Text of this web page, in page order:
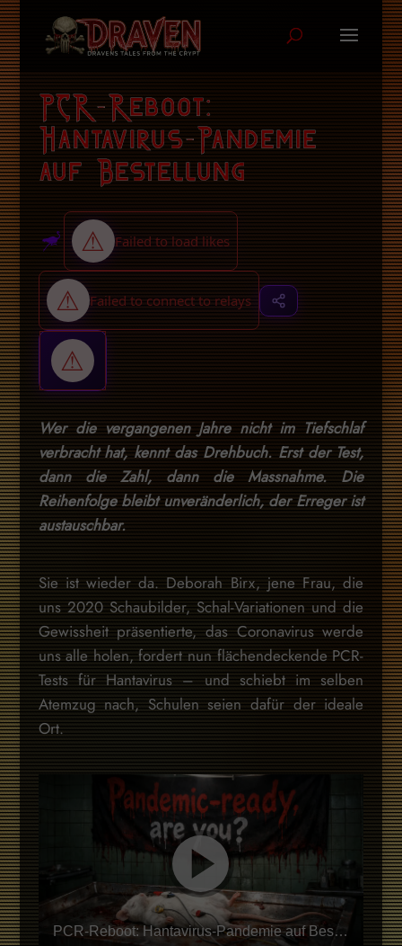
PCR-Reboot:
Hantavirus-Pandemie
auf Bestellung
Wer die vergangenen Jahre nicht im Tiefschlaf
verbracht hat, kennt das Drehbuch. Erst der Test,
dann die Zahl, dann die Massnahme. Die
Reihenfolge bleibt unveränderlich, der Erreger ist
austauschbar.
Sie ist wieder da. Deborah Birx, jene Frau, die
uns 2020 Schaubilder, Schal-Variationen und die
Gewissheit präsentierte, das Coronavirus werde
uns alle holen, fordert nun flächendeckende PCR-
Tests für Hantavirus – und schiebt im selben
Atemzug nach, Schulen seien dafür der ideale
Ort.
PCR-Reboot: Hantavirus-Pandemie auf Bestellung